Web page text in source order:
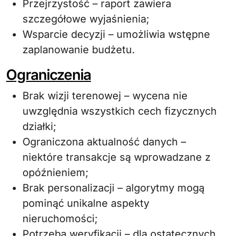
Przejrzystość – raport zawiera
szczegółowe wyjaśnienia;
Wsparcie decyzji – umożliwia wstępne
zaplanowanie budżetu.
Ograniczenia
Brak wizji terenowej – wycena nie
uwzględnia wszystkich cech fizycznych
działki;
Ograniczona aktualność danych –
niektóre transakcje są wprowadzane z
opóźnieniem;
Brak personalizacji – algorytmy mogą
pominąć unikalne aspekty
nieruchomości;